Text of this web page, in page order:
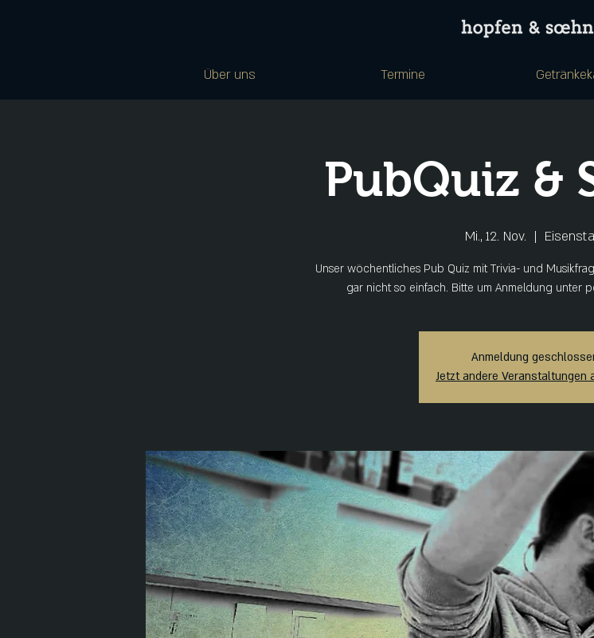
Über uns Termine
PubQuiz &
Mi., 12. Nov.
  |
Unser wöchentliches Pub Quiz mit Trivia- und
gar nicht so einfach. Bitte um Anmeldung unter
Anmeldung
Jetzt andere Veranstaltungen